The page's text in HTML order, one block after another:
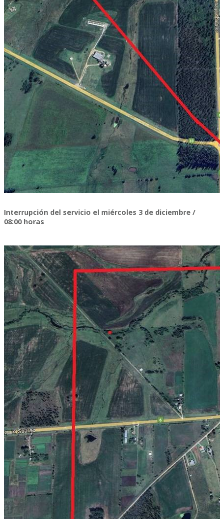
Interrupción del servicio el miércoles 3 de diciembre /
08:00 horas